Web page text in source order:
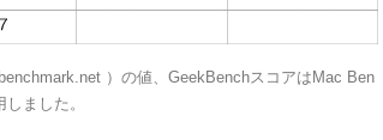
）の値、GeekBenchスコアはMac Ben
ました。